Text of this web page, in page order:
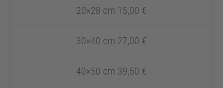
20×28 cm 15,00 €
30×40 cm 27,00 €
40×50 cm 39,50 €